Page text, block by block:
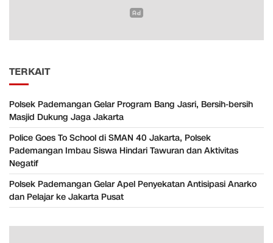
TERKAIT
Polsek Pademangan Gelar Program Bang Jasri, Bersih-bersih
Masjid Dukung Jaga Jakarta
Police Goes To School di SMAN 40 Jakarta, Polsek
Pademangan Imbau Siswa Hindari Tawuran dan Aktivitas
Negatif
Polsek Pademangan Gelar Apel Penyekatan Antisipasi Anarko
dan Pelajar ke Jakarta Pusat